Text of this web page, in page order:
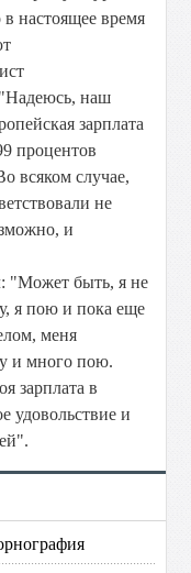
настоящее время
"Надеюсь, наш
зарплата
процентов
всяком случае,
не
и
"Может быть, я не
я пою и пока еще
меня
и много пою.
зарплата в
удовольствие и